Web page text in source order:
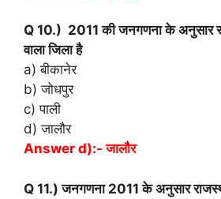
Q 10.) 2011 की जनगणना के अनुसार
वाला जिला है
a) बीकानेर
b) जोधपुर
c) पाली
d) जालौर
Answer d):- जालौर
Q 11.) जनगणना 2011 के अनुसार